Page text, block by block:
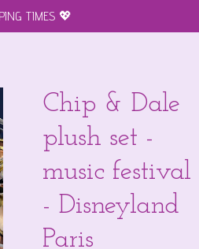
Chip & Dale
plush set -
music festival
- Disneyland
Paris